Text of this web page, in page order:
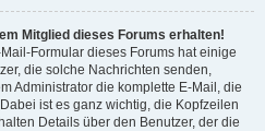
Mitglied dieses Forums erhalten!
Formular dieses Forums hat einige
die solche Nachrichten senden,
Administrator die komplette E-Mail, die
ist es ganz wichtig, die Kopfzeilen
Details über den Benutzer, der die